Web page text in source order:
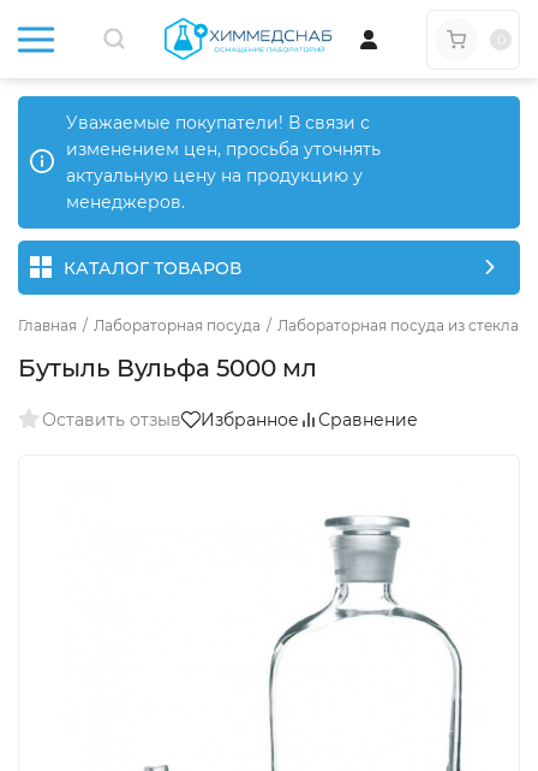
Уважаемые покупатели! В связи с
изменением цен, просьба уточнять
актуальную цену на продукцию у
менеджеров.
КАТАЛОГ ТОВАРОВ
Главная / Лабораторная посуда / Лабораторная посуда из стекла
Бутыль Вульфа 5000 мл
Оставить отзыв Избранное Сравнение